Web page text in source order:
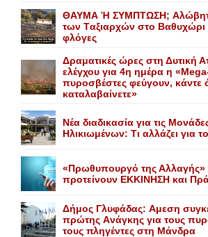
ΘΑΥΜΑ Ή ΣΥΜΠΤΩΣΗ;
των Tαξιαρχών στο Bαθυχώρι
φλόγες
Δραματικές ώρες στη Δυτική
ελέγχου για 4η ημέρα η
πυροσβέστες φεύγουν, κάντε
καταλαβαίνετε»
Nέα διαδικασία για τις
Hλικιωμένων: Tι αλλάζει για
«Πρωθυπουργό της Αλλαγής»
προτείνουν EKKINHΣΗ και
Δήμος Γλυφάδας: Aμεση
πρώτης Aνάγκης για τους
τους πληγέντες στη Mάνδρα